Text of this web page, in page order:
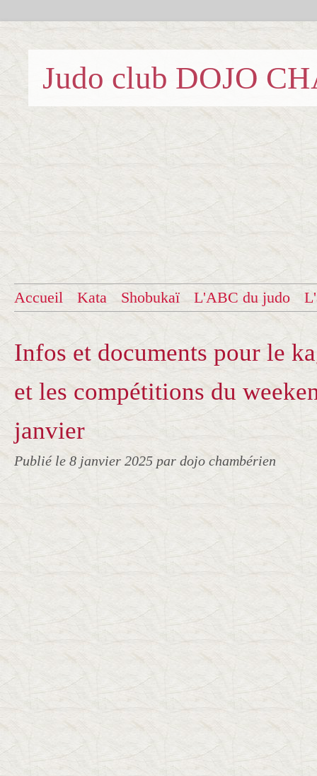
Judo club DOJO
Accueil Kata Shobukaï L'ABC du judo
Infos et documents pour le
et les compétitions du
janvier
Publié le 8 janvier 2025 par dojo chambérien